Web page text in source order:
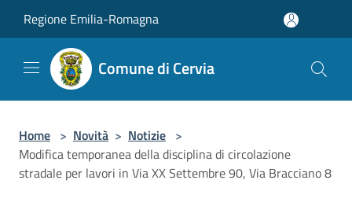
Regione Emilia-Romagna
Comune di Cervia
Home > Novità > Notizie >
Modifica temporanea della disciplina di circolazione
stradale per lavori in Via XX Settembre 90, Via Bracciano 8